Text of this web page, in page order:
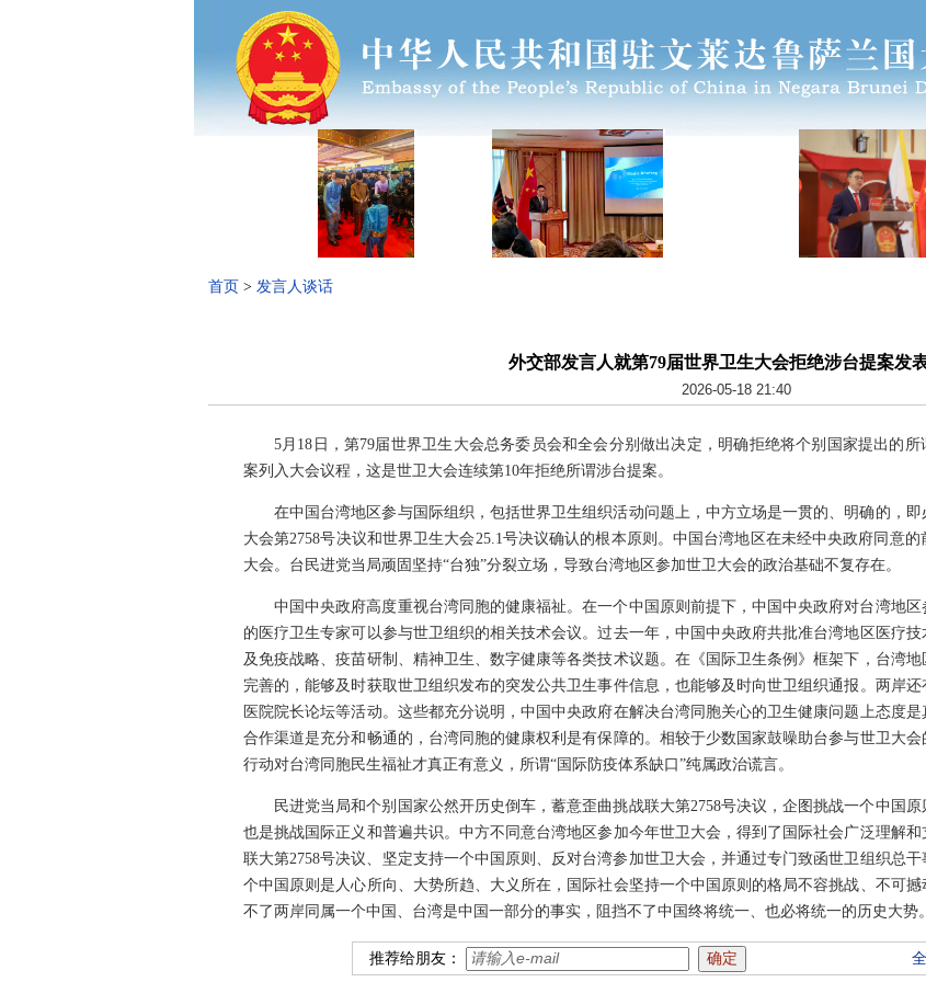
首页 > 发言人谈话
外交部发言人就第79届世界卫生大会拒绝涉台提案发
2026-05-18 21:40
5月18日，第79届世界卫生大会总务委员会和全会分别做出决定，明确拒绝将个别国家提出的
案列入大会议程，这是世卫大会连续第10年拒绝所谓涉台提案。
在中国台湾地区参与国际组织，包括世界卫生组织活动问题上，中方立场是一贯的、明确的，
大会第2758号决议和世界卫生大会25.1号决议确认的根本原则。中国台湾地区在未经中央政府同意
大会。台民进党当局顽固坚持“台独”分裂立场，导致台湾地区参加世卫大会的政治基础不复存在。
中国中央政府高度重视台湾同胞的健康福祉。在一个中国原则前提下，中国中央政府对台湾地
的医疗卫生专家可以参与世卫组织的相关技术会议。过去一年，中国中央政府共批准台湾地区医疗
及免疫战略、疫苗研制、精神卫生、数字健康等各类技术议题。在《国际卫生条例》框架下，台湾
完善的，能够及时获取世卫组织发布的突发公共卫生事件信息，也能够及时向世卫组织通报。两岸
医院院长论坛等活动。这些都充分说明，中国中央政府在解决台湾同胞关心的卫生健康问题上态度
合作渠道是充分和畅通的，台湾同胞的健康权利是有保障的。相较于少数国家鼓噪助台参与世卫大
行动对台湾同胞民生福祉才真正有意义，所谓“国际防疫体系缺口”纯属政治谎言。
民进党当局和个别国家公然开历史倒车，蓄意歪曲挑战联大第2758号决议，企图挑战一个中国
也是挑战国际正义和普遍共识。中方不同意台湾地区参加今年世卫大会，得到了国际社会广泛理解
联大第2758号决议、坚定支持一个中国原则、反对台湾参加世卫大会，并通过专门致函世卫组织总
个中国原则是人心所向、大势所趋、大义所在，国际社会坚持一个中国原则的格局不容挑战、不可
不了两岸同属一个中国、台湾是中国一部分的事实，阻挡不了中国终将统一、也必将统一的历史大势
推荐给朋友：